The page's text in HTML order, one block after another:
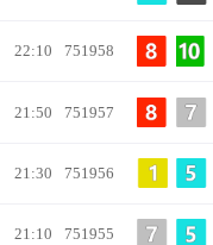
号码规律统计
冠亚和两面历史
22:10 751958
21:50 751957
21:30 751956
21:10 751955